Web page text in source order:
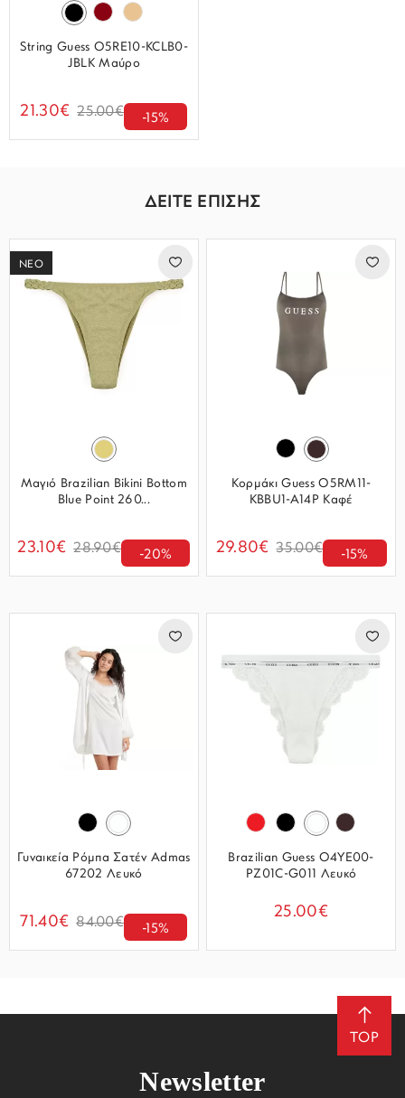
String Guess O5RE10-KCLB0-
JBLK Μαύρο
21.30€ 25.00€ -15%
ΔΕΙΤΕ ΕΠΙΣΗΣ
ΝΕΟ
Μαγιό Brazilian Bikini Bottom
Blue Point 260...
23.10€ 28.90€ -20%
Κορμάκι Guess O5RM11-
KBBU1-A14P Καφέ
29.80€ 35.00€ -15%
Γυναικεία Ρόμπα Σατέν Admas
67202 Λευκό
71.40€ 84.00€ -15%
Brazilian Guess O4YE00-
PZ01C-G011 Λευκό
25.00€
TOP
Newsletter